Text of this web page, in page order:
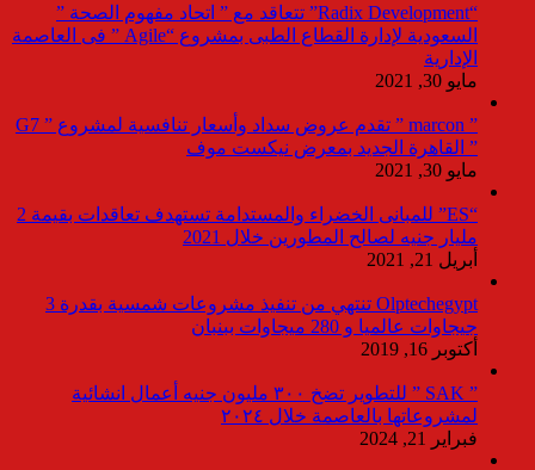
“Radix Development” تتعاقد مع ” اتحاد مفهوم الصحة ”
السعودية لإدارة القطاع الطبى بمشروع “Agile ” فى العاصمة
الإدارية
مايو 30, 2021
” marcon ” تقدم عروض سداد وأسعار تنافسية لمشروع ” G7
” القاهرة الجديد بمعرض نيكست موف
مايو 30, 2021
“ES” للمبانى الخضراء والمستدامة تستهدف تعاقدات بقيمة 2
مليار جنيه لصالح المطورين خلال 2021
أبريل 21, 2021
Olptechegypt تنتهي من تنفيذ مشروعات شمسية بقدرة 3
جيجاوات عالميا و 280 ميجاوات ببنبان
أكتوبر 16, 2019
” SAK ” للتطوير تضخ ٣٠٠ مليون جنيه أعمال انشائية
لمشروعاتها بالعاصمة خلال ٢٠٢٤
فبراير 21, 2024